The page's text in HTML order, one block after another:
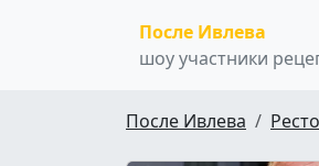
После Ивлева
шоу участники
После Ивлева